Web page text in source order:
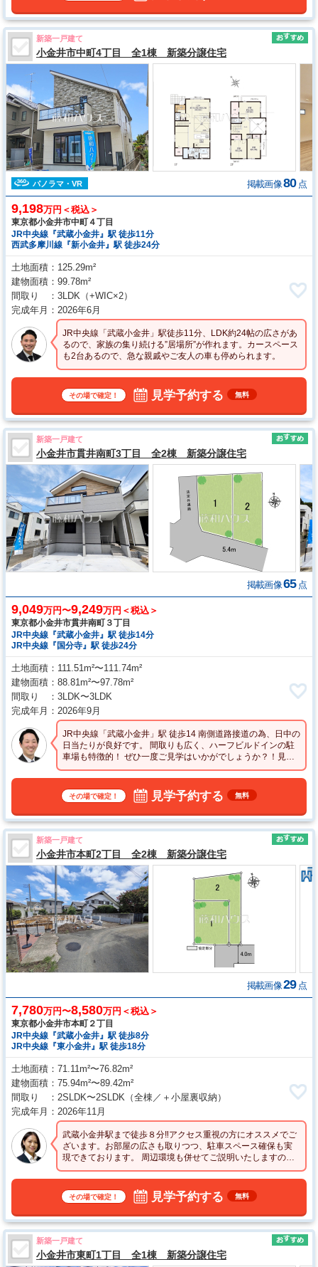
新築一戸建て
小金井市中町4丁目 全1棟 新築分譲住宅
パノラマ・VR 掲載画像80 点
9,198万円＜税込＞
東京都小金井市中町４丁目
JR中央線『武蔵小金井』駅 徒歩11分
西武多摩川線『新小金井』駅 徒歩24分
土地面積
125.29m²
建物面積
99.78m²
間取り
3LDK （+WIC×2）
完成年月
2026年6月
JR中央線「武蔵小金井」駅徒歩11分、LDK約24帖の広さがあ
るので、家族の集り続ける”居場所”が作れます。カースペース
も2台あるので、急な親戚やご友人の車も停められます。
その場で確定！ 見学予約する 無料
新築一戸建て
小金井市貫井南町3丁目 全2棟 新築分譲住宅
掲載画像65 点
9,049万円〜9,249万円＜税込＞
東京都小金井市貫井南町３丁目
JR中央線『武蔵小金井』駅 徒歩14分
JR中央線『国分寺』駅 徒歩24分
土地面積
111.51m²〜111.74m²
建物面積
88.81m²〜97.78m²
間取り
3LDK〜3LDK
完成年月
2026年9月
JR中央線「武蔵小金井」駅 徒歩14 南側道路接道の為、日中の
日当たりが良好です。 間取りも広く、ハーフビルドインの駐
車場も特徴的！ ぜひ一度ご見学はいかがでしょうか？！見学
予約もご利用ください！
その場で確定！ 見学予約する 無料
新築一戸建て
小金井市本町2丁目 全2棟 新築分譲住宅
掲載画像29 点
7,780万円〜8,580万円＜税込＞
東京都小金井市本町２丁目
JR中央線『武蔵小金井』駅 徒歩8分
JR中央線『東小金井』駅 徒歩18分
土地面積
71.11m²〜76.82m²
建物面積
75.94m²〜89.42m²
間取り
2SLDK〜2SLDK （全棟／＋小屋裏収納）
完成年月
2026年11月
武蔵小金井駅まで徒歩８分‼アクセス重視の方にオススメでご
ざいます。お部屋の広さも取りつつ、駐車スペース確保も実
現できております。 周辺環境も併せてご説明いたしますの
で、まずはお問い合わせくださいませ！
その場で確定！ 見学予約する 無料
新築一戸建て
小金井市東町1丁目 全1棟 新築分譲住宅